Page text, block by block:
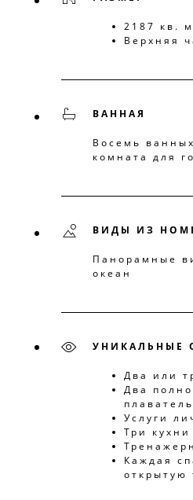
2187 кв. м
Верхняя
ВАННАЯ
Восемь
комната для
ВИДЫ ИЗ
Панорамные
океан
УНИКАЛЬНЫЕ
Два или
Два
Услуги
Три кухни
Каждая
открытую